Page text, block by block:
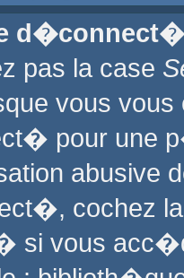
pas la case
vous
pour une
abusive
cochez
si vous